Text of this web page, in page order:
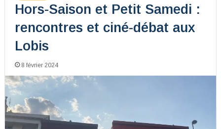
Hors-Saison et Petit Samedi :
rencontres et ciné-débat aux
Lobis
8 février 2024